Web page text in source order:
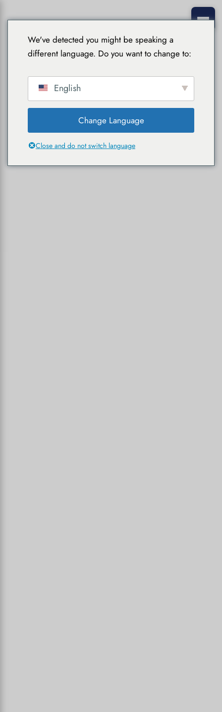
We've detected you might be speaking a
different language. Do you want to change to:
English
Change Language
Close and do not switch language